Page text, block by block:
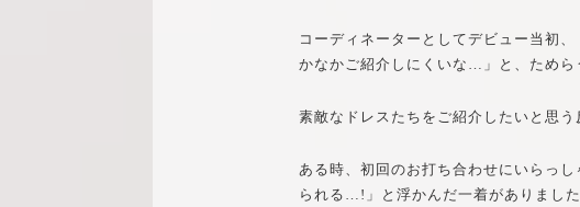
コーディネーターとしてデビュー当初
かなかご紹介しにくいな…」と、ためら
素敵なドレスたちをご紹介したいと思
ある時、初回のお打ち合わせにいらっ
られる…!」と浮かんだ一着がありました